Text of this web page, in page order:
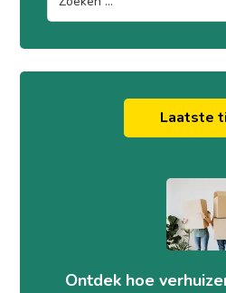
Laatste
Ontdek hoe